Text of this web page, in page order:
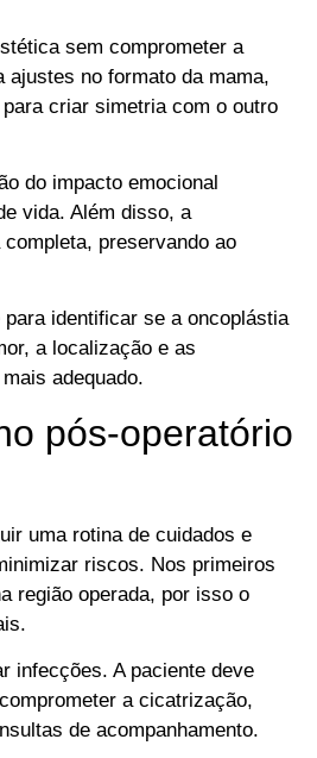
sem comprometer a
no formato da mama,
criar simetria com o outro
do impacto emocional
vida. Além disso, a
preservando ao
identificar se a oncoplástia
a localização e as
adequado.
pós-operatório
uma rotina de cuidados e
riscos. Nos primeiros
região operada, por isso o
infecções. A paciente deve
a cicatrização,
de acompanhamento.